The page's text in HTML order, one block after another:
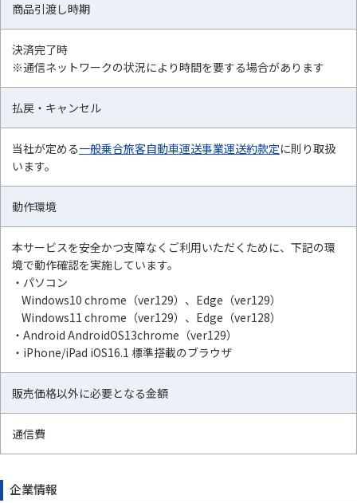
商品引渡し時期
決済完了時
※通信ネットワークの状況により時間を要する場合があります
払戻・キャンセル
当社が定める一般乗合旅客自動車運送事業運送約款定に則り取扱
います。
動作環境
本サービスを安全かつ支障なくご利用いただくために、下記の環
境で動作確認を実施しています。
・パソコン
Windows10 chrome（ver129）、Edge（ver129）
Windows11 chrome（ver129）、Edge（ver128）
・Android AndroidOS13chrome（ver129）
・iPhone/iPad iOS16.1 標準搭載のブラウザ
販売価格以外に必要となる金額
通信費
企業情報